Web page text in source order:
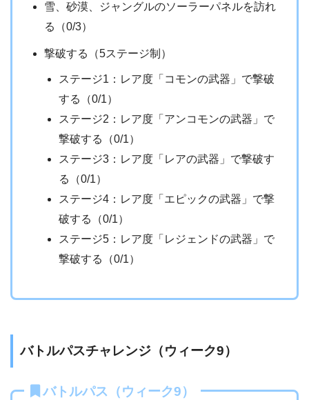
雪、砂漠、ジャングルのソーラーパネルを訪れ
る（0/3）
撃破する（5ステージ制）
ステージ1：レア度「コモンの武器」で撃破
する（0/1）
ステージ2：レア度「アンコモンの武器」で
撃破する（0/1）
ステージ3：レア度「レアの武器」で撃破す
る（0/1）
ステージ4：レア度「エピックの武器」で撃
破する（0/1）
ステージ5：レア度「レジェンドの武器」で
撃破する（0/1）
バトルパスチャレンジ（ウィーク9）
バトルパス（ウィーク9）